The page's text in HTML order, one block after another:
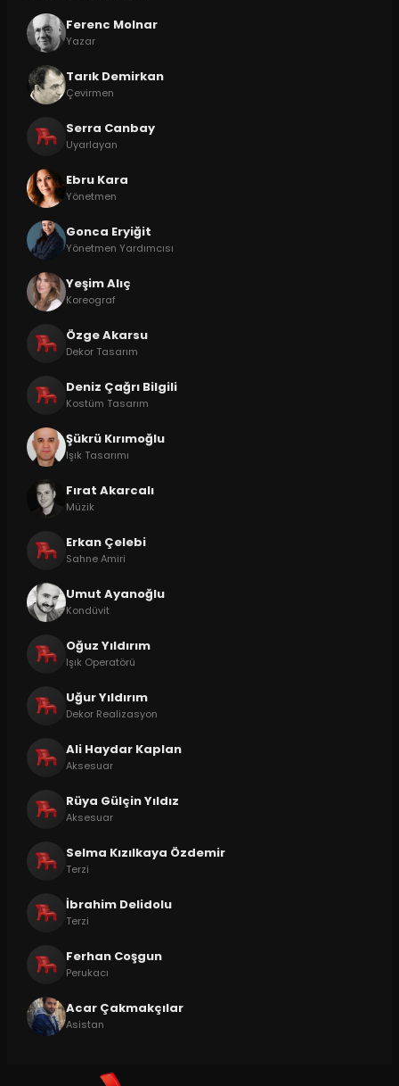
Ferenc Molnar
Yazar
Tarık Demirkan
Çevirmen
Serra Canbay
Uyarlayan
Ebru Kara
Yönetmen
Gonca Eryiğit
Yönetmen Yardımcısı
Yeşim Alıç
Koreograf
Özge Akarsu
Dekor Tasarım
Deniz Çağrı Bilgili
Kostüm Tasarım
Şükrü Kırımoğlu
Işık Tasarımı
Fırat Akarcalı
Müzik
Erkan Çelebi
Sahne Amiri
Umut Ayanoğlu
Kondüvit
Oğuz Yıldırım
Işık Operatörü
Uğur Yıldırım
Dekor Realizasyon
Ali Haydar Kaplan
Aksesuar
Rüya Gülçin Yıldız
Aksesuar
Selma Kızılkaya Özdemir
Terzi
İbrahim Delidolu
Terzi
Ferhan Coşgun
Perukacı
Acar Çakmakçılar
Asistan